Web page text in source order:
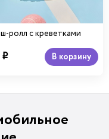
ролл с креветками
i В корзину